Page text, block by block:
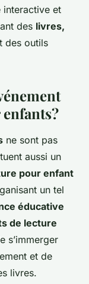
interactive et
des livres,
des outils
ne sont pas
aussi un
pour enfant
un tel
éducative
de lecture
s’immerger
et de
livres.